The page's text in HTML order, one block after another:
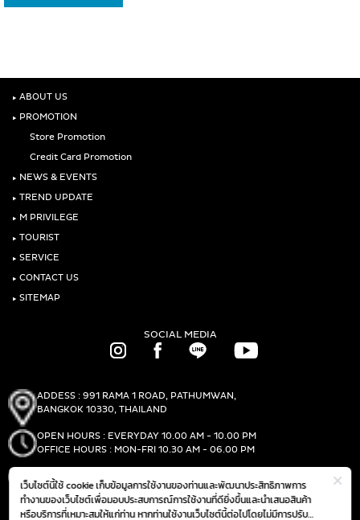
เว็บไซต์นี้ใช้ cookie เก็บข้อมูลการใช้งานของท่านและพัฒนาประสิทธิภาพการ
ทำงานของเว็บไซต์เพื่อมอบประสบการณ์การใช้งานที่ดียิ่งขึ้นและนำเสนอสินค้า
หรือบริการที่เหมาะสมให้แก่ท่าน หากท่านใช้งานเว็บไซต์นี้ต่อไปโดยไม่มีการปรับ
‣ ABOUT US
‣ PROMOTION
Store Promotion
Credit Card Promotion
‣ NEWS & EVENTS
‣ TREND UPDATE
‣ M PRIVILEGE
‣ TOURIST
‣ SERVICE
‣ CONTACT US
‣ SITEMAP
SOCIAL MEDIA
ADDESS : 991 RAMA 1 ROAD, PATHUMWAN,
BANGKOK 10330, THAILAND
OPEN HOURS : EVERYDAY 10.00 AM - 10.00 PM
OFFICE HOURS : MON-FRI 10.30 AM - 06.00 PM
FAX :(+66)2-690-1000